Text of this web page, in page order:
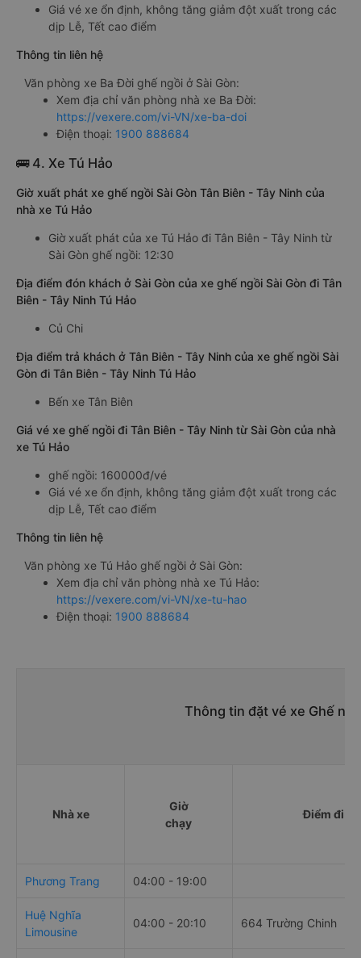
Giá vé xe ổn định, không tăng giảm đột xuất trong các
dịp Lễ, Tết cao điểm
Thông tin liên hệ
Văn phòng xe Ba Đời ghế ngồi ở Sài Gòn:
Xem địa chỉ văn phòng nhà xe Ba Đời:
https://vexere.com/vi-VN/xe-ba-doi
Điện thoại: 1900 888684
🚌 4. Xe Tú Hảo
Giờ xuất phát xe ghế ngồi Sài Gòn Tân Biên - Tây Ninh của
nhà xe Tú Hảo
Giờ xuất phát của xe Tú Hảo đi Tân Biên - Tây Ninh từ
Sài Gòn ghế ngồi: 12:30
Địa điểm đón khách ở Sài Gòn của xe ghế ngồi Sài Gòn đi Tân
Biên - Tây Ninh Tú Hảo
Củ Chi
Địa điểm trả khách ở Tân Biên - Tây Ninh của xe ghế ngồi Sài
Gòn đi Tân Biên - Tây Ninh Tú Hảo
Bến xe Tân Biên
Giá vé xe ghế ngồi đi Tân Biên - Tây Ninh từ Sài Gòn của nhà
xe Tú Hảo
ghế ngồi: 160000đ/vé
Giá vé xe ổn định, không tăng giảm đột xuất trong các
dịp Lễ, Tết cao điểm
Thông tin liên hệ
Văn phòng xe Tú Hảo ghế ngồi ở Sài Gòn:
Xem địa chỉ văn phòng nhà xe Tú Hảo:
https://vexere.com/vi-VN/xe-tu-hao
Điện thoại: 1900 888684
Thông tin đặt vé xe Ghế
Nhà xe
Giờ
chạy
Điểm đi
Phương Trang 04:00 - 19:00
Huệ Nghĩa
Limousine
04:00 - 20:10 664 Trường Chinh